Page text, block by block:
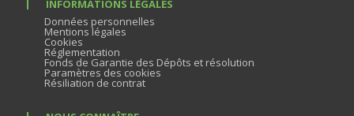
INFORMATIONS LÉGALES
Données personnelles
Mentions légales
Cookies
Réglementation
Fonds de Garantie des Dépôts et résolution
Paramètres des cookies
Résiliation de contrat